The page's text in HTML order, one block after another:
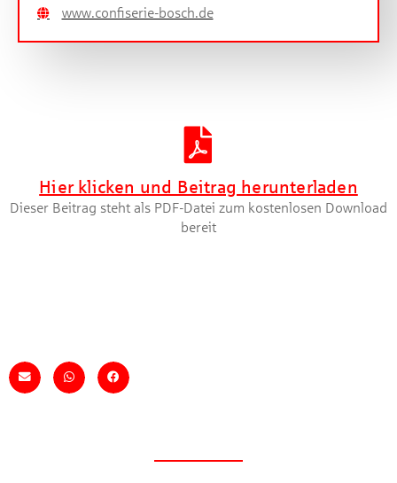
www.confiserie-bosch.de
Hier klicken und Beitrag herunterladen
Dieser Beitrag steht als PDF-Datei zum kostenlosen Download
bereit